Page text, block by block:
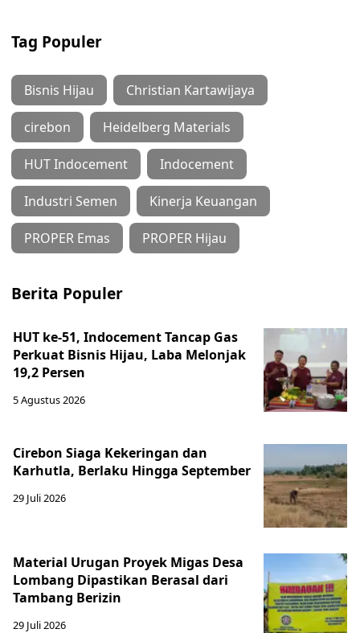
Tag Populer
Bisnis Hijau Christian Kartawijaya
cirebon Heidelberg Materials
HUT Indocement Indocement
Industri Semen Kinerja Keuangan
PROPER Emas PROPER Hijau
Berita Populer
HUT ke-51, Indocement Tancap Gas
Perkuat Bisnis Hijau, Laba Melonjak
19,2 Persen
5 Agustus 2026
Cirebon Siaga Kekeringan dan
Karhutla, Berlaku Hingga September
29 Juli 2026
Material Urugan Proyek Migas Desa
Lombang Dipastikan Berasal dari
Tambang Berizin
29 Juli 2026